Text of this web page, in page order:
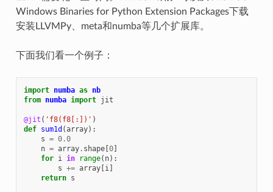
Windows Binaries for Python Extension Packages下载
安装LLVMPy、meta和numba等几个扩展库。
下面我们看一个例子：
import numba as nb
from numba import jit
@jit ( 'f8(f8[:])' )
def sum1d (array):
s = 0.0
n = array. shape[0]
for i in range( n):
s += array[i ]
return s